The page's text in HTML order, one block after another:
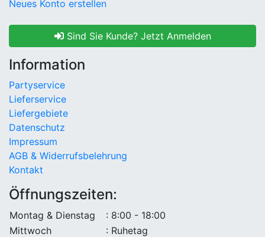
Neues Konto erstellen
Sind Sie Kunde? Jetzt Anmelden
Information
Partyservice
Lieferservice
Liefergebiete
Datenschutz
Impressum
AGB & Widerrufsbelehrung
Kontakt
Öffnungszeiten:
Montag & Dienstag
: 8:00 - 18:00
Mittwoch
: Ruhetag